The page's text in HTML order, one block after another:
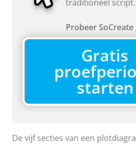
traditioneel script.
Probeer
Gratis
starten
De vijf secties van een